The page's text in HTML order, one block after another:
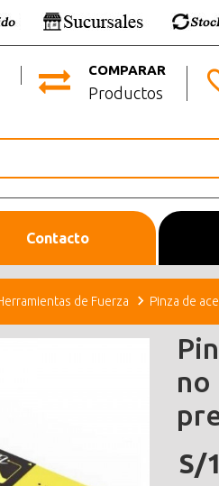
COMPARAR
Productos
Contacto
de Fuerza Pinza de
no
S/